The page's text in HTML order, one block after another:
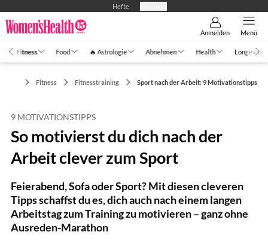
Hefte
Anmelden Menü
Fitness Food 🔥 Astrologie Abnehmen Health Longevity
Fitness Fitnesstraining Sport nach der Arbeit: 9 Motivationstipps
9 MOTIVATIONSTIPPS
So motivierst du dich nach der
Arbeit clever zum Sport
Feierabend, Sofa oder Sport? Mit diesen cleveren
Tipps schaffst du es, dich auch nach einem langen
Arbeitstag zum Training zu motivieren – ganz ohne
Ausreden-Marathon